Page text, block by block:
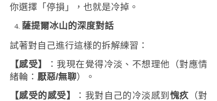
你選擇「停損」，也就是冷掉。
薩提爾冰山的深度對話
試著對自己進行這樣的拆解練習：
【感受】
：我現在覺得冷淡、不想理他（對應情
緒輪： 厭惡/無聊）。
【感受的感受】
：我對自己的冷淡感到 愧疚 （對